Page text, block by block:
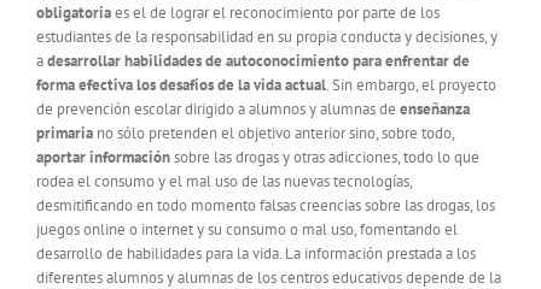
obligatoriaes el de lograr el reconocimiento por parte de los
estudiantes de la responsabilidad en su propia conducta y decisiones, y
adesarrollar habilidades de autoconocimiento para enfrentar de
forma efectiva los desafíos de la vida actual. Sin embargo, el proyecto
de prevención escolar dirigido a alumnos y alumnas de enseñanza
primaria no sólo pretenden el objetivo anterior sino, sobre todo,
aportar informaciónsobre las drogas y otras adicciones, todo lo que
rodea el consumo y el mal uso de las nuevas tecnologías,
desmitificando en todo momento falsas creencias sobre las drogas, los
juegos online o internet y su consumo o mal uso, fomentando el
desarrollo de habilidades para la vida. La información prestada a los
diferentes alumnos y alumnas de los centros educativos depende de la